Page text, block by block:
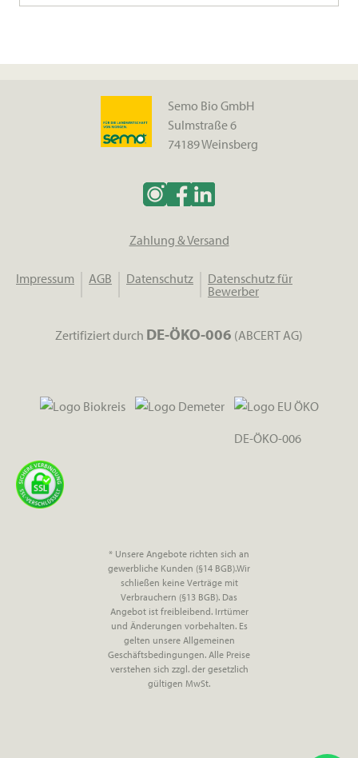
Semo Bio GmbH
Sulmstraße 6
74189 Weinsberg
Zahlung & Versand
Impressum AGB Datenschutz
Datenschutz für
Bewerber
Zertifiziert durch DE-ÖKO-006 (ABCERT AG)
DE-ÖKO-006
* Unsere Angebote richten sich an
gewerbliche Kunden (§14 BGB).Wir
schließen keine Verträge mit
Verbrauchern (§13 BGB). Das
Angebot ist freibleibend. Irrtümer
und Änderungen vorbehalten. Es
gelten unsere Allgemeinen
Geschäftsbedingungen. Alle Preise
verstehen sich zzgl. der gesetzlich
gültigen MwSt.